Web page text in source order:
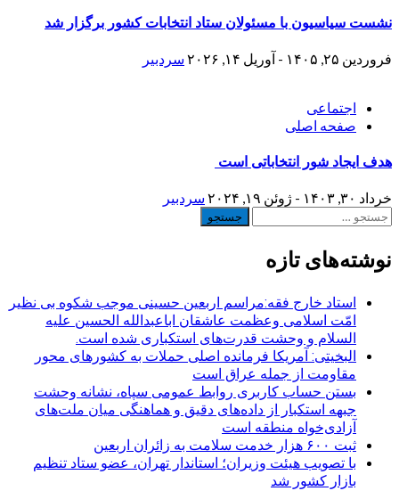
نشست سیاسیون با مسئولان ستاد انتخابات کشور برگزار شد
فروردین ۲۵, ۱۴۰۵ - آوریل ۱۴, ۲۰۲۶ سردبیر
اجتماعی
صفحه اصلی
هدف ایجاد شور انتخاباتی است
خرداد ۳۰, ۱۴۰۳ - ژوئن ۱۹, ۲۰۲۴
سردبیر
جستجو
نوشته‌های تازه
استاد خارج فقه:مراسم اربعین حسینی موجب شکوه بی نظیر
امّت اسلامی وعظمت عاشقان اباعبدالله الحسین علیه
السلام و وحشت قدرت‌های استکباری شده است.
البخیتی: آمریکا فرمانده اصلی حملات به کشورهای محور
مقاومت از جمله عراق است
بستن حساب کاربری روابط عمومی سپاه، نشانه‌ وحشت
جبهه استکبار از داده‌های دقیق و هماهنگی میان ملت‌های
آزادی‌خواه منطقه است
ثبت ۶۰۰ هزار خدمت سلامت به زائران اربعین
با تصویب هیئت وزیران؛ استاندار تهران، عضو ستاد تنظیم
بازار کشور شد